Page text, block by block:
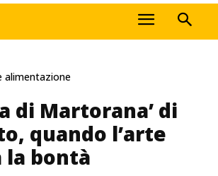
alimentazione
di Martorana’ di
quando l’arte
bontà